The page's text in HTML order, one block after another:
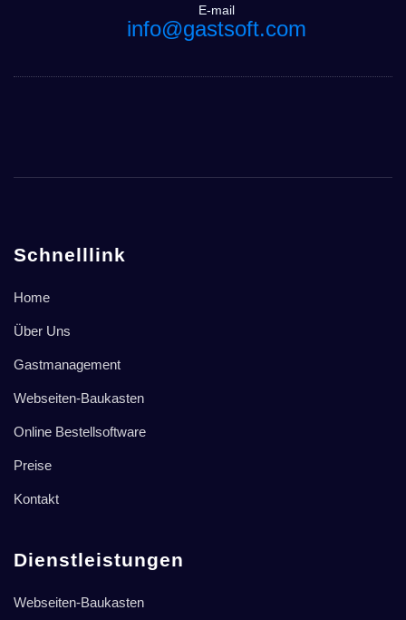
E-mail
info@gastsoft.com
Schnelllink
Home
Über Uns
Gastmanagement
Webseiten-Baukasten
Online Bestellsoftware
Preise
Kontakt
Dienstleistungen
Webseiten-Baukasten